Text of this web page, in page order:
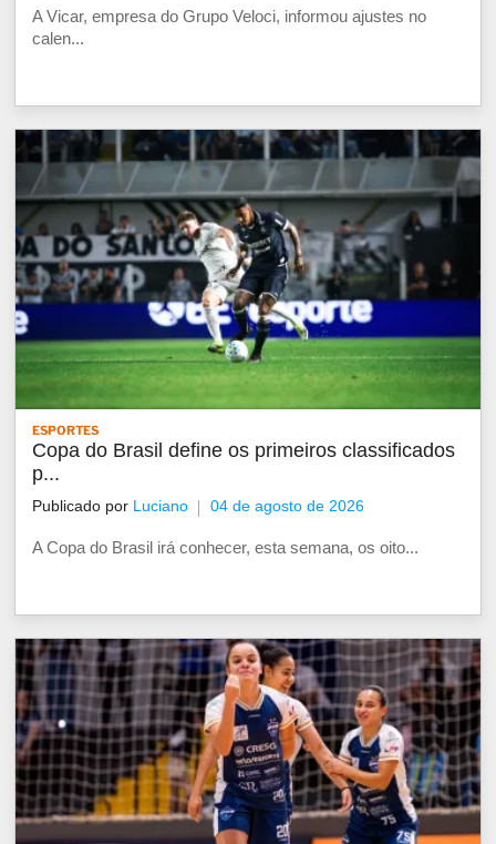
A Vicar, empresa do Grupo Veloci, informou ajustes no
calen...
ESPORTES
Copa do Brasil define os primeiros classificados
p...
Publicado por Luciano 04 de agosto de 2026
A Copa do Brasil irá conhecer, esta semana, os oito...